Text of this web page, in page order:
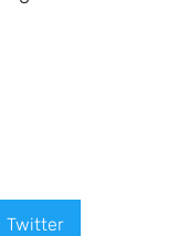
Twitter